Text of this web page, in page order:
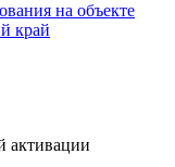
на объекте
край
активации